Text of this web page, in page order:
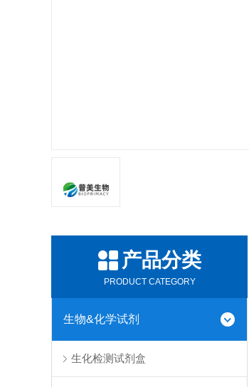
产品分类
PRODUCT CATEGORY
生物&化学试剂
生化检测试剂盒